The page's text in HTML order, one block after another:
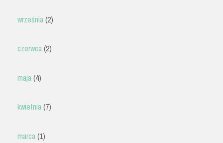
września(2)
czerwca(2)
maja(4)
kwietnia(7)
marca(1)